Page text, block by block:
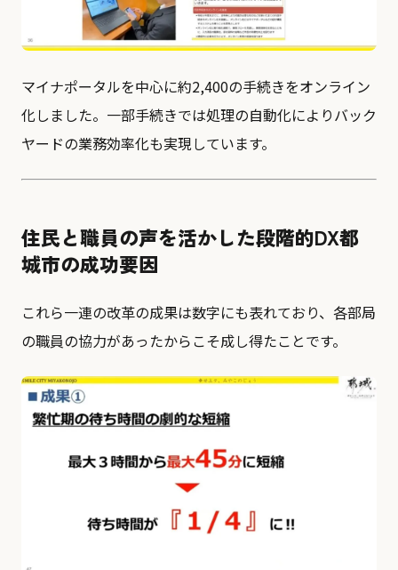
マイナポータルを中心に約2,400の手続きをオンライン
化しました。一部手続きでは処理の自動化によりバック
ヤードの業務効率化も実現しています。
住民と職員の声を活かした段階的DX――都
城市の成功要因
これら一連の改革の成果は数字にも表れており、各部局
の職員の協力があったからこそ成し得たことです。